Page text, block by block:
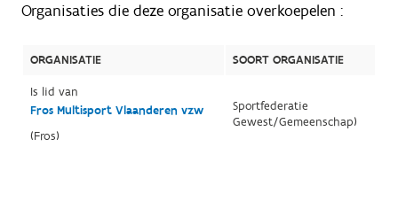
Organisaties die deze organisatie overkoepelen :
ORGANISATIE
SOORT ORGANISATIE
Is lid van
Fros Multisport Vlaanderen vzw
(Fros)
Sportfederatie
Gewest/Gemeenschap)